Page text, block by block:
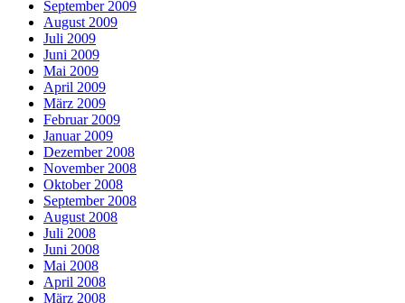
September 2009
August 2009
Juli 2009
Juni 2009
Mai 2009
April 2009
März 2009
Februar 2009
Januar 2009
Dezember 2008
November 2008
Oktober 2008
September 2008
August 2008
Juli 2008
Juni 2008
Mai 2008
April 2008
März 2008